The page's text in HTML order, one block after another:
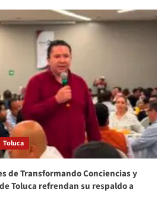
Toluca
de Transformando Conciencias y
Toluca refrendan su respaldo a